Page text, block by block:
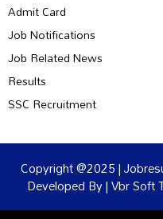
Admit Card
Job Notifications
Job Related News
Results
SSC Recruitment
Copyright @2025 |
Developed By | Vbr Soft